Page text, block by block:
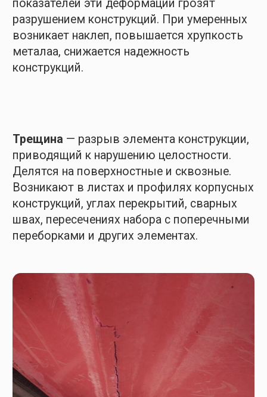
устойчивости продольных связей:
обшивки, настила палуб и платформ,
продольных переборки и продольных
балок набора.
коррозии, появления бухтин, гофр
и трещин, но и по вине экипажа и портовых
работников виде пробоин и вмятин,
полученных из-за нарушения правил
эксплуатации и технических условий.
Вовремя устраненные дефекты
и освидетельствование помогут избежать
преждевременного выхода плавсредства
из строя.
Профилактика
повреждений корпуса